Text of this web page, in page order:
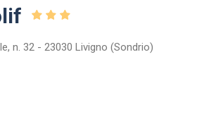
n. 32 - 23030 Livigno (Sondrio)